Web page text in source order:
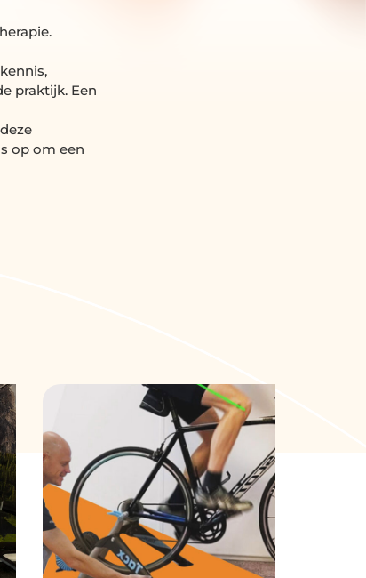
praktijk. Een
op om een